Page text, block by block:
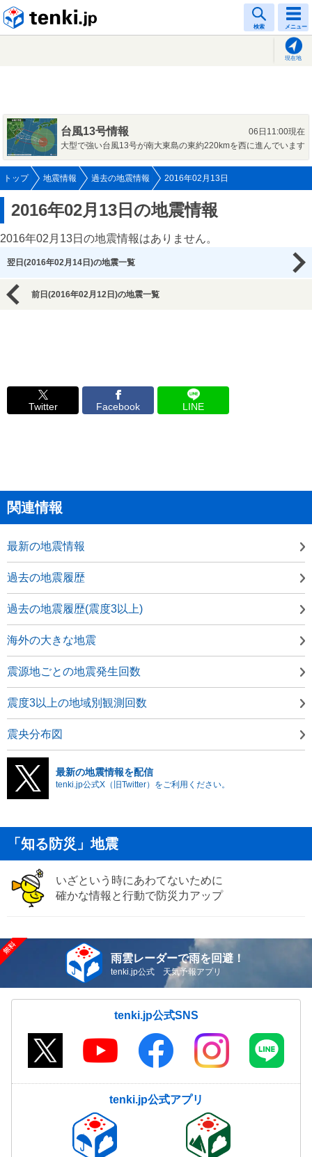
検索 メニュー
現在地
台風13号情報
06日11:00現在
大型で強い台風13号が南大東島の東約220kmを西に進んでいます
トップ 地震情報 過去の地震情報 2016年02月13日
2016年02月13日の地震情報
2016年02月13日の地震情報はありません。
翌日(2016年02月14日)の地震一覧
前日(2016年02月12日)の地震一覧
Twitter Facebook LINE
関連情報
最新の地震情報
過去の地震履歴
過去の地震履歴(震度3以上)
海外の大きな地震
震源地ごとの地震発生回数
震度3以上の地域別観測回数
震央分布図
最新の地震情報を配信
tenki.jp公式X（旧Twitter）をご利用ください。
「知る防災」地震
いざという時にあわてないために
確かな情報と行動で防災力アップ
雨雲レーダーで雨を回避！
tenki.jp公式 天気予報アプリ
tenki.jp公式SNS
tenki.jp公式アプリ